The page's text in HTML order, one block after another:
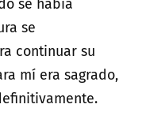
se había
se
continuar su
mí era sagrado,